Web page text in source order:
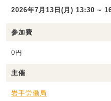
2026年7月13日(月) 13:30 ~
参加費
0円
主催
岩手労働局